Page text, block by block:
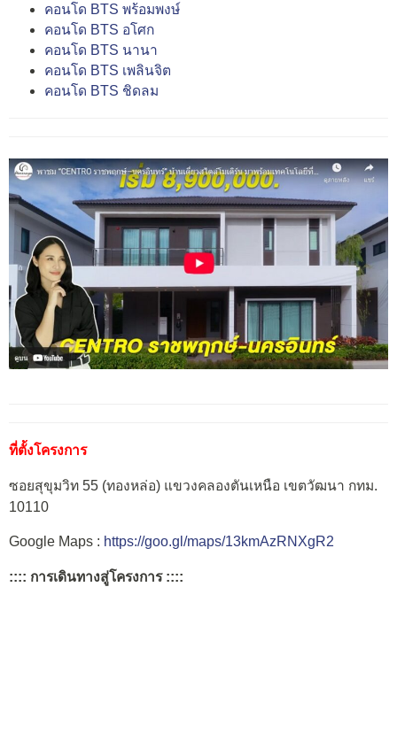
คอนโด BTS พร้อมพงษ์
คอนโด BTS อโศก
คอนโด BTS นานา
คอนโด BTS เพลินจิต
คอนโด BTS ชิดลม
ที่ตั้งโครงการ
ซอยสุขุมวิท 55 (ทองหล่อ) แขวงคลองตันเหนือ เขตวัฒนา กทม.
10110
Google Maps : https://goo.gl/maps/13kmAzRNXgR2
:::: การเดินทางสู่โครงการ ::::